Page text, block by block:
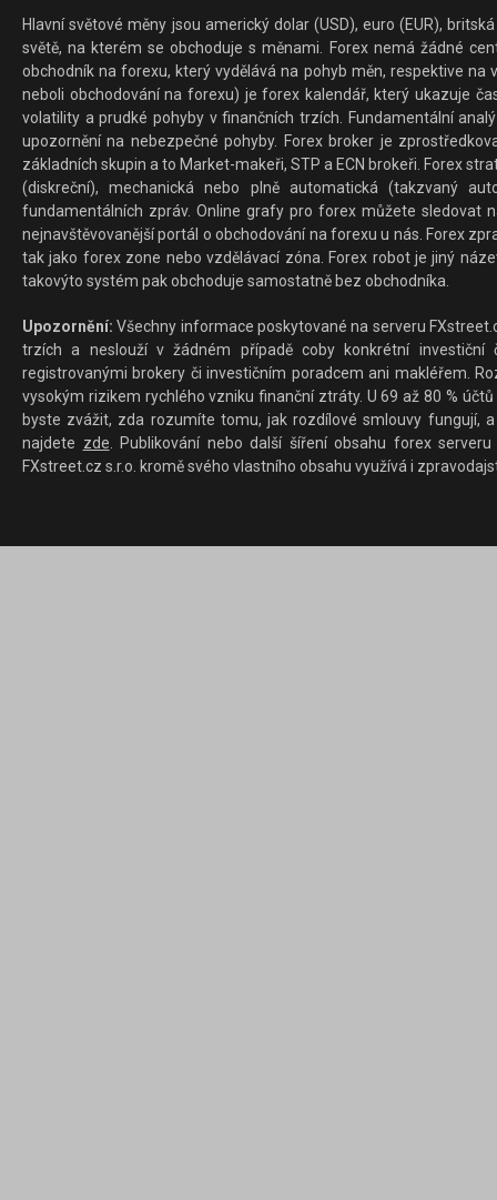
Hlavní světové měny jsou americký dolar (USD), euro (EUR),
světě, na kterém se obchoduje s měnami. Forex nemá žádné
obchodník na forexu, který vydělává na pohyb měn, respektive
neboli obchodování na forexu) je forex kalendář, který ukazuje
volatility a prudké pohyby v finančních trzích. Fundamentální
upozornění na nebezpečné pohyby. Forex broker je
základních skupin a to Market-makeři, STP a ECN brokeři. Forex
(diskreční), mechanická nebo plně automatická (takzvaný
fundamentálních zpráv. Online grafy pro forex můžete sledovat
nejnavštěvovanější portál o obchodování na forexu u nás. Forex
tak jako forex zone nebo vzdělávací zóna. Forex robot je jiný
takovýto systém pak obchoduje samostatně bez obchodníka.
Upozornění: Všechny informace poskytované na serveru
trzích a neslouží v žádném případě coby konkrétní investiční
registrovanými brokery či investičním poradcem ani makléřem.
vysokým rizikem rychlého vzniku finanční ztráty. U 69 až 80 %
byste zvážit, zda rozumíte tomu, jak rozdílové smlouvy fungují,
najdete zde. Publikování nebo další šíření obsahu forex
FXstreet.cz s.r.o. kromě svého vlastního obsahu využívá i